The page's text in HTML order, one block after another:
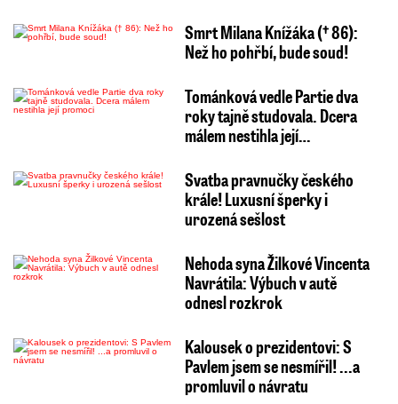
Smrt Milana Knížáka († 86):
Než ho pohřbí, bude soud!
Tománková vedle Partie dva
roky tajně studovala. Dcera
málem nestihla její…
Svatba pravnučky českého
krále! Luxusní šperky i
urozená sešlost
Nehoda syna Žilkové Vincenta
Navrátila: Výbuch v autě
odnesl rozkrok
Kalousek o prezidentovi: S
Pavlem jsem se nesmířil! ...a
promluvil o návratu